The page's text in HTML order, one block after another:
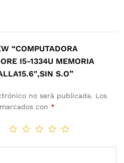
“COMPUTADORA
I5-1334U MEMORIA
S.O”
no será publicada. Los
con *